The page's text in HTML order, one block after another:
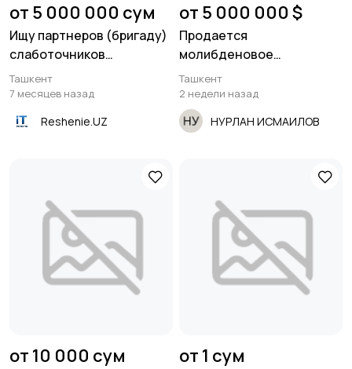
от 5 000 000 сум
Ищу партнеров (бригаду)
слаботочников
монтажников СКС
Ташкент
7 месяцев назад
Reshenie.UZ
от 5 000 000 $
Продается
молибденовое
месторождение
Ташкент
2 недели назад
НУРЛАН ИСМАИЛОВ
от 10 000 сум от 1 сум